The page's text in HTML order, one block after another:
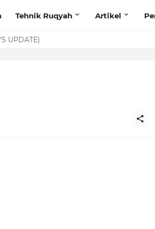
Tehnik Ruqyah Artikel
di Facebook